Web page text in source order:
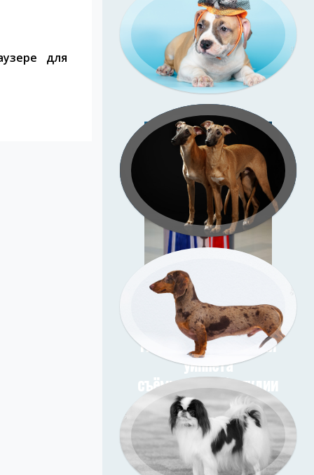
для
Подрощенные щенки
уиппета
съёмка в моей студии
Подрощенный щенок
таксы
Съёмка у меня (улица)